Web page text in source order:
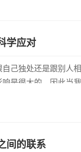
学应对
己独处还是跟别人
是很大的。因此当
间的联系